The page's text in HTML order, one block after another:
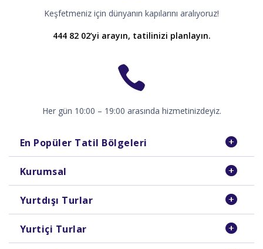
Keşfetmeniz için dünyanın kapılarını aralıyoruz!
444 82 02’yi arayın, tatilinizi planlayın.
Her gün 10:00 – 19:00 arasında hizmetinizdeyiz.
En Popüler Tatil Bölgeleri
Kurumsal
Yurtdışı Turlar
Yurtiçi Turlar